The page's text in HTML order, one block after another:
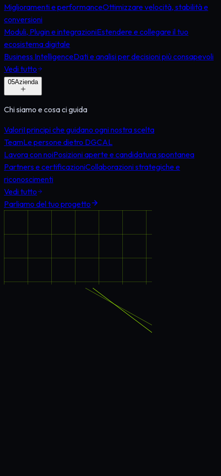
Miglioramenti e performanceOttimizzare velocità, stabilità e
conversioni
Moduli, Plugin e integrazioniEstendere e collegare il tuo
ecosistema digitale
Business IntelligenceDati e analisi per decisioni più consapevoli
Vedi tutto
05Azienda
Chi siamo e cosa ci guida
ValoriI principi che guidano ogni nostra scelta
TeamLe persone dietro DGCAL
Lavora con noiPosizioni aperte e candidatura spontanea
Partners e certificazioniCollaborazioni strategiche e
riconoscimenti
Vedi tutto
Parliamo del tuo progetto